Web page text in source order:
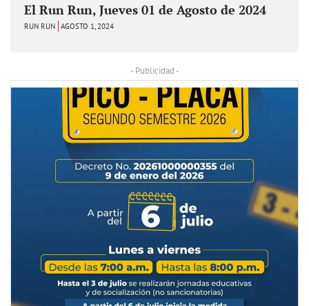
El Run Run, Jueves 01 de Agosto de 2024
RUN RUN AGOSTO 1, 2024
- Publicidad -